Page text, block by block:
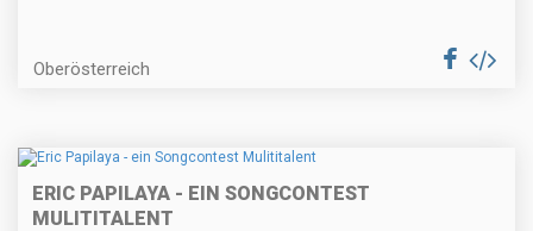
Oberösterreich
ERIC PAPILAYA - EIN SONGCONTEST
MULITITALENT